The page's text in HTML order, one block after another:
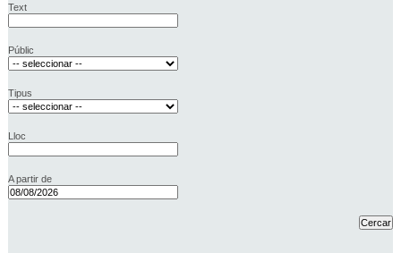
Text
Públic
Tipus
Lloc
A partir de